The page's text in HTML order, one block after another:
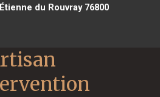
du Rouvray 76800